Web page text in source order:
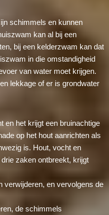
schimmels en kunnen
kan al bij een
bij een kelderzwam kan dat
in die omstandigheid
van water moet krijgen.
lekkage of er is grondwater
en het krijgt een bruinachtige
op het hout aanrichten als
is. Hout, vocht en
zaken ontbreekt, krijgt
verwijderen, en vervolgens de
de schimmels